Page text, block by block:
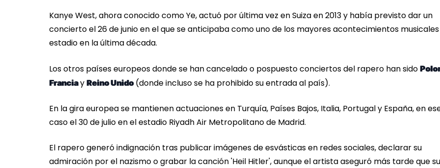
Kanye West, ahora conocido como Ye, actuó por última vez en Suiza en 2013 y había previsto dar un
concierto el 26 de junio en el que se anticipaba como uno de los mayores acontecimientos
estadio en la última década.
Los otros países europeos donde se han cancelado o pospuesto conciertos del rapero han sido
Franciay Reino Unido(donde incluso se ha prohibido su entrada al país).
En la gira europea se mantienen actuaciones en Turquía, Países Bajos, Italia, Portugal y España, en
caso el 30 de julio en el estadio Riyadh Air Metropolitano de Madrid.
El rapero generó indignación tras publicar imágenes de esvásticas en redes sociales, declarar su
admiración por el nazismo o grabar la canción 'Heil Hitler', aunque el artista aseguró más tarde que